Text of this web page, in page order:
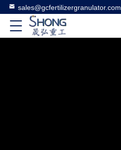
sales@gcfertilizergranulator.com